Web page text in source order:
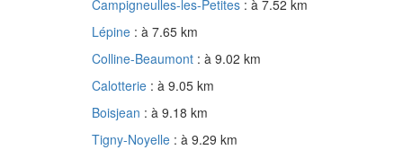
Campigneulles-les-Petites : à 7.52 km
Lépine : à 7.65 km
Colline-Beaumont : à 9.02 km
Calotterie : à 9.05 km
Boisjean : à 9.18 km
Tigny-Noyelle : à 9.29 km